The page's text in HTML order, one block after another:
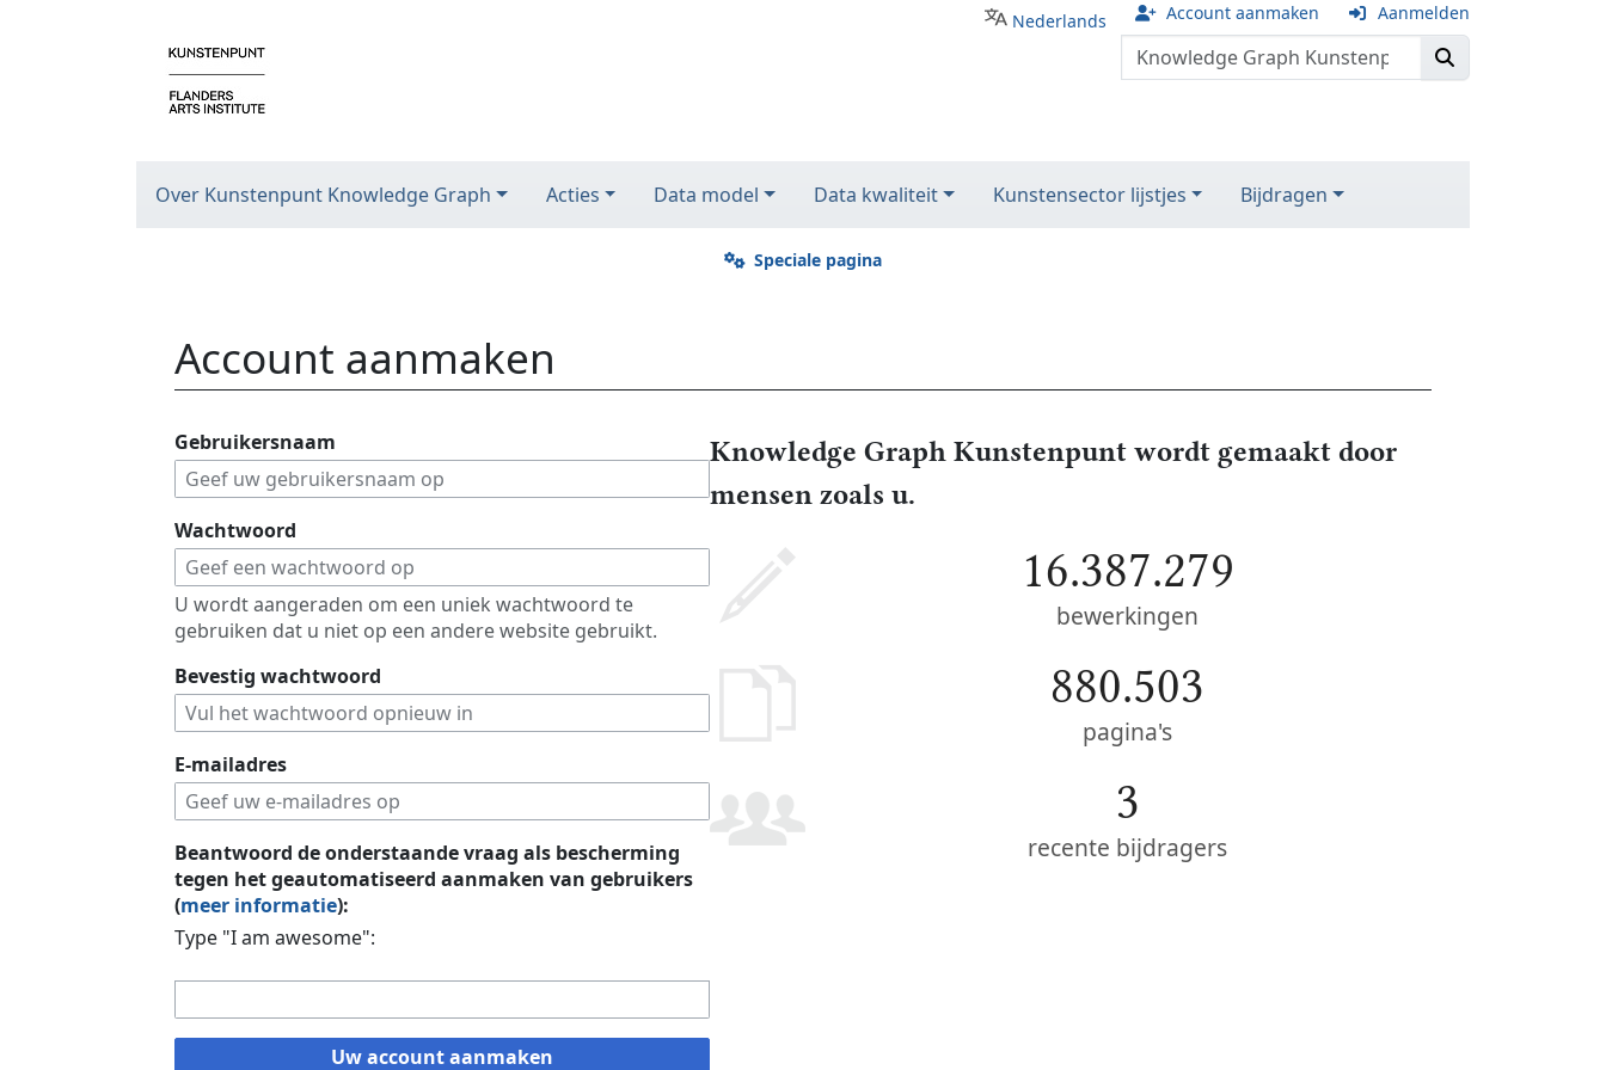
Nederlands Account aanmaken Aanmelden
Over Kunstenpunt Knowledge Graph Acties Data model Data kwaliteit Kunstensector lijstjes Bijdragen
Speciale pagina
Account aanmaken
Gebruikersnaam
Wachtwoord
U wordt aangeraden om een uniek wachtwoord te
gebruiken dat u niet op een andere website gebruikt.
Bevestig wachtwoord
E-mailadres
Beantwoord de onderstaande vraag als bescherming
tegen het geautomatiseerd aanmaken van gebruikers
(meer informatie):
Type "I am awesome":
Uw account aanmaken
Knowledge Graph Kunstenpunt wordt gemaakt door
mensen zoals u.
16.387.279
bewerkingen
880.503
pagina's
3
recente bijdragers